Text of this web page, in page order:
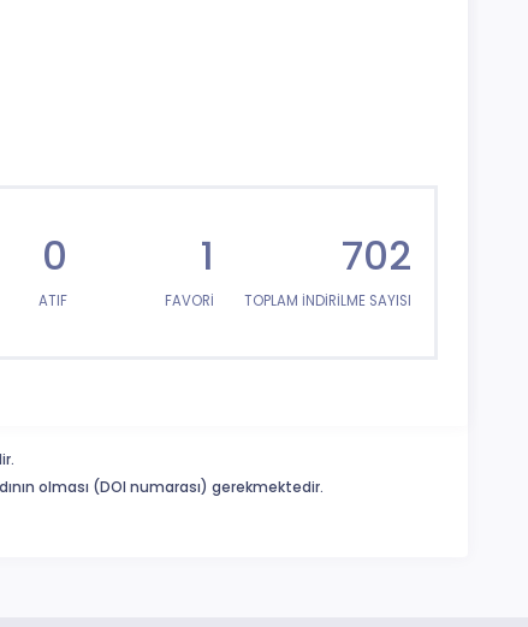
0
ATIF
1
FAVORİ
702
TOPLAM İNDİRİLME SAYISI
olması (DOI numarası) gerekmektedir.